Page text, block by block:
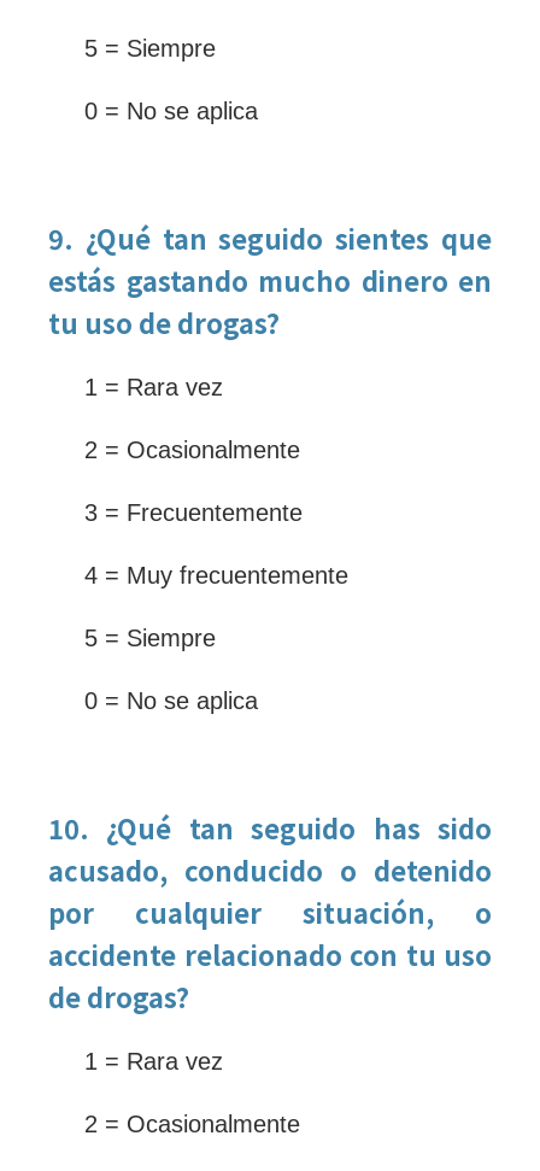
5 = Siempre
0 = No se aplica
9. ¿Qué tan seguido sientes que
estás gastando mucho dinero en
tu uso de drogas?
1 = Rara vez
2 = Ocasionalmente
3 = Frecuentemente
4 = Muy frecuentemente
5 = Siempre
0 = No se aplica
10. ¿Qué tan seguido has sido
acusado, conducido o detenido
por cualquier situación, o
accidente relacionado con tu uso
de drogas?
1 = Rara vez
2 = Ocasionalmente